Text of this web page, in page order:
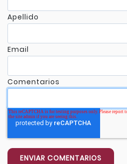
Apellido
Email
Comentarios